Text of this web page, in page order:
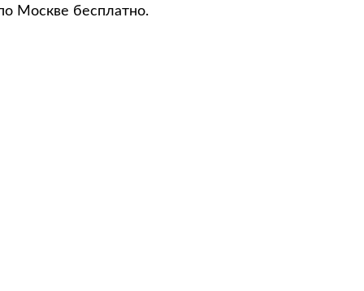
Москве бесплатно.